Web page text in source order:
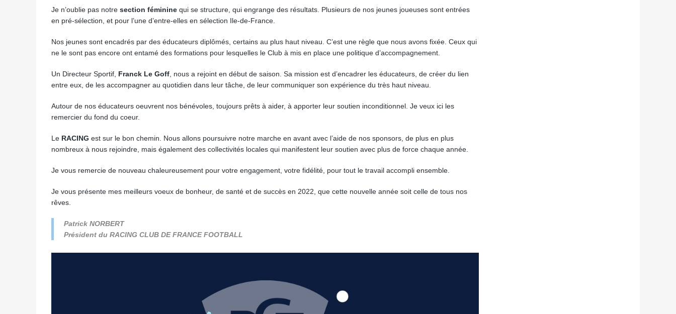
Je n’oublie pas notre section féminine qui se structure, qui engrange des résultats. Plusieurs de nos jeunes joueuses sont entrées
en pré-sélection, et pour l’une d’entre-elles en sélection Ile-de-France.
Nos jeunes sont encadrés par des éducateurs diplômés, certains au plus haut niveau. C’est une règle que nous avons fixée. Ceux qui
ne le sont pas encore ont entamé des formations pour lesquelles le Club à mis en place une politique d’accompagnement.
Un Directeur Sportif, Franck Le Goff , nous a rejoint en début de saison. Sa mission est d’encadrer les éducateurs, de créer du lien
entre eux, de les accompagner au quotidien dans leur tâche, de leur communiquer son expérience du très haut niveau.
Autour de nos éducateurs oeuvrent nos bénévoles, toujours prêts à aider, à apporter leur soutien inconditionnel. Je veux ici les
remercier du fond du coeur.
Le RACING est sur le bon chemin. Nous allons poursuivre notre marche en avant avec l’aide de nos sponsors, de plus en plus
nombreux à nous rejoindre, mais également des collectivités locales qui manifestent leur soutien avec plus de force chaque année.
Je vous remercie de nouveau chaleureusement pour votre engagement, votre fidélité, pour tout le travail accompli ensemble.
Je vous présente mes meilleurs voeux de bonheur, de santé et de succès en 2022, que cette nouvelle année soit celle de tous nos
rêves.
Patrick NORBERT
Président du RACING CLUB DE FRANCE FOOTBALL